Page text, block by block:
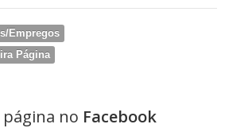
Empregos
Página
no Facebook